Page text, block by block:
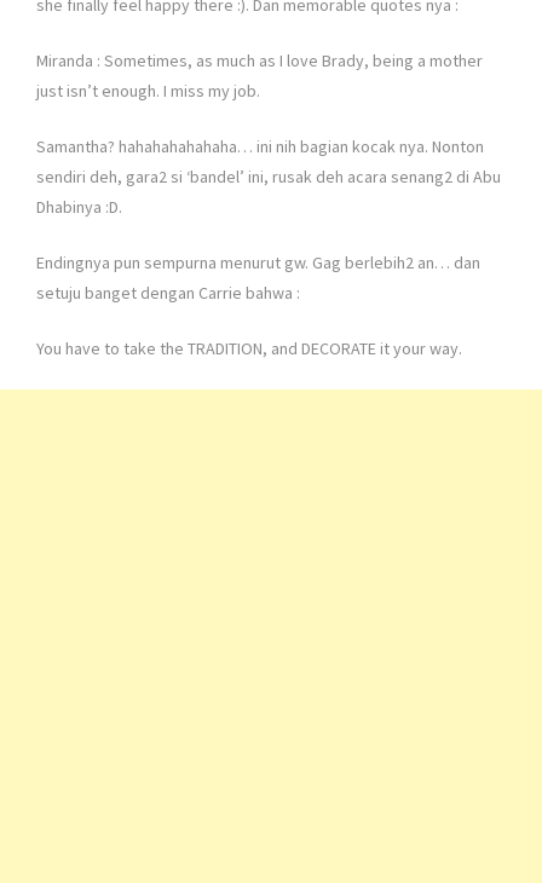
she finally feel happy there :). Dan memorable quotes nya :
Miranda : Sometimes, as much as I love Brady, being a mother
just isn’t enough. I miss my job.
Samantha? hahahahahahaha… ini nih bagian kocak nya. Nonton
sendiri deh, gara2 si ‘bandel’ ini, rusak deh acara senang2 di Abu
Dhabinya :D.
Endingnya pun sempurna menurut gw. Gag berlebih2 an… dan
setuju banget dengan Carrie bahwa :
You have to take the TRADITION, and DECORATE it your way.